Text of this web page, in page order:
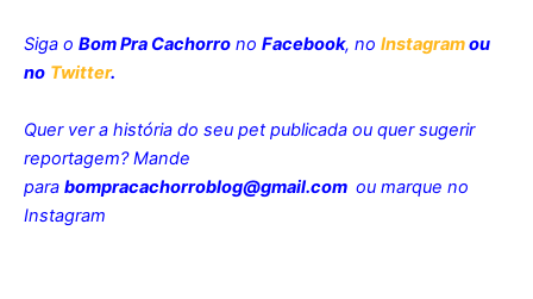
Siga o Bom Pra Cachorro no Facebook, no Instagramou
no Twitter.
Quer ver a história do seu pet publicada ou quer sugerir
reportagem? Mande
para bompracachorroblog@gmail.com ou marque no
Instagram